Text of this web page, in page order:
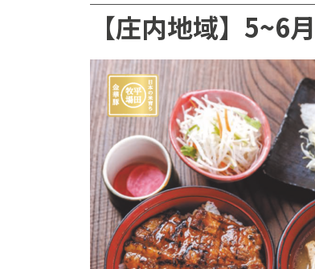
【庄内地域】5~6